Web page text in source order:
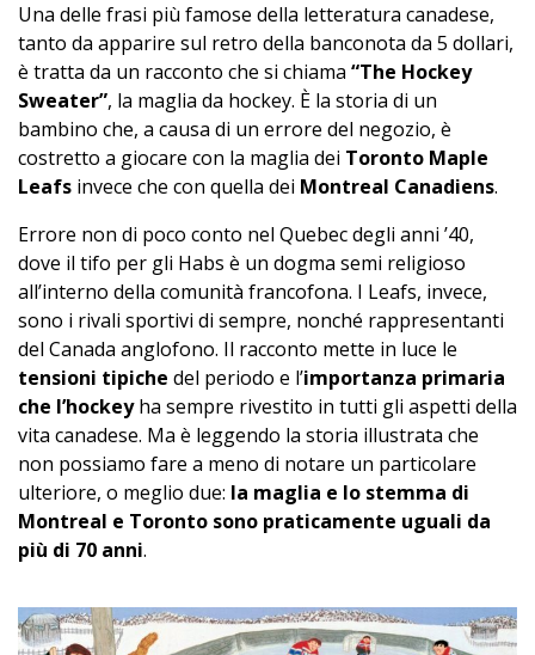
Una delle frasi più famose della letteratura canadese,
tanto da apparire sul retro della banconota da 5 dollari,
è tratta da un racconto che si chiama “The Hockey
Sweater”, la maglia da hockey. È la storia di un
bambino che, a causa di un errore del negozio, è
costretto a giocare con la maglia dei Toronto Maple
Leafs invece che con quella dei Montreal Canadiens.
Errore non di poco conto nel Quebec degli anni ’40,
dove il tifo per gli Habs è un dogma semi religioso
all’interno della comunità francofona. I Leafs, invece,
sono i rivali sportivi di sempre, nonché rappresentanti
del Canada anglofono. Il racconto mette in luce le
tensioni tipiche del periodo e l’importanza primaria
che l’hockeyha sempre rivestito in tutti gli aspetti della
vita canadese. Ma è leggendo la storia illustrata che
non possiamo fare a meno di notare un particolare
ulteriore, o meglio due: la maglia e lo stemma di
Montreal e Toronto sono praticamente uguali da
più di 70 anni.